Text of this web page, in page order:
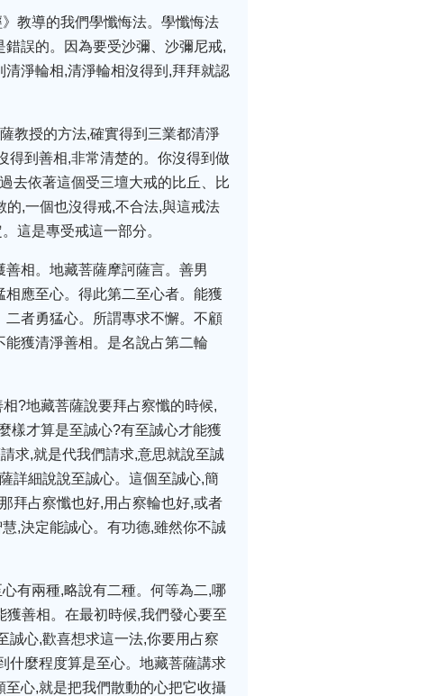
教導的我們學懺悔法。學懺悔法
誤的。因為要受沙彌、沙彌尼戒,
淨輪相,清淨輪相沒得到,拜拜就認
教授的方法,確實得到三業都清淨
得到善相,非常清楚的。你沒得到做
去依著這個受三壇大戒的比丘、比
,一個也沒得戒,不合法,與這戒法
這是專受戒這一部分。
相。地藏菩薩摩訶薩言。善男
應至心。得此第二至心者。能獲
者勇猛心。所謂專求不懈。不顧
獲清淨善相。是名說占第二輪
?地藏菩薩說要拜占察懺的時候,
樣才算是至誠心?有至誠心才能獲
求,就是代我們請求,意思就說至誠
詳細說說至誠心。這個至誠心,簡
拜占察懺也好,用占察輪也好,或者
,決定能誠心。有功德,雖然你不誠
有兩種,略說有二種。何等為二,哪
善相。在最初時候,我們發心要至
誠心,歡喜想求這一法,你要用占察
什麼程度算是至心。地藏菩薩講求
心,就是把我們散動的心把它收攝